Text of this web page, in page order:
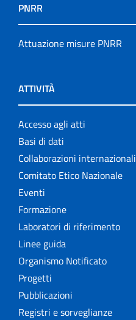
PNRR
Attuazione misure PNRR
ATTIVITÀ
Accesso agli atti
Basi di dati
Collaborazioni internazionali
Comitato Etico Nazionale
Eventi
Formazione
Laboratori di riferimento
Linee guida
Organismo Notificato
Progetti
Pubblicazioni
Registri e sorveglianze